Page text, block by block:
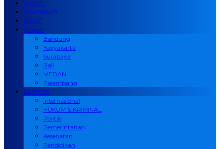
SULSEL
MAKASSAR
SULUT
Daerah
Bandung
Yogyakarta
Surabaya
Bali
MEDAN
Palembang
LAINNYA
Internasional
HUKUM & KRIMINAL
Politik
Pemerintahan
Kesehatan
Pendidikan